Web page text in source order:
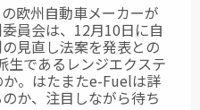
欧州自動車メーカーが
員会は、 12月10日に自
見直し法案を発表との
生であるレンジエクステ
か。はたまたe-Fuelは詳
か、注目しながら待ち